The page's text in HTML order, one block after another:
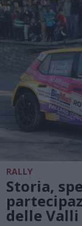
RALLY
Storia,
delle Valli